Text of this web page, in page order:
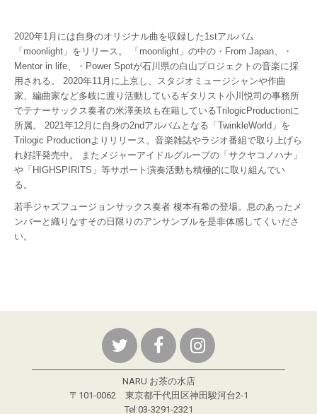
2020年1月には自身のオリジナル曲を収録した1stアルバム
「moonlight」をリリース。 「moonlight」の中の・From Japan、・
Mentor in life、・Power Spotが石川県の白山プロジェクトの音楽に採
用される。 2020年11月に上京し、スタジオミュージシャンや作曲
家、編曲家など多岐に渡り活動しているギタリスト小川悦司の事務所
でテナーサックス奏者の米澤美玖も在籍しているTrilogicProductionに
所属。 2021年12月に自身の2ndアルバムとなる「TwinkleWorld」を
Trilogic Productionよりリリース。音楽雑誌やラジオ番組で取り上げら
れ好評発売中。 またメジャーアイドルグループの「サクヤコノハナ」
や「HIGHSPIRITS」等サポート演奏活動も積極的に取り組んでい
る。
若手ジャズフュージョンサックス奏者 榎本有希の登場。息のあったメ
ンバーと織りなすその日限りのアンサンブルを是非体感してくいださ
い。
NARU お茶の水店
〒101-0062 東京都千代田区神田駿河台2-1
Tel:03-3291-2321